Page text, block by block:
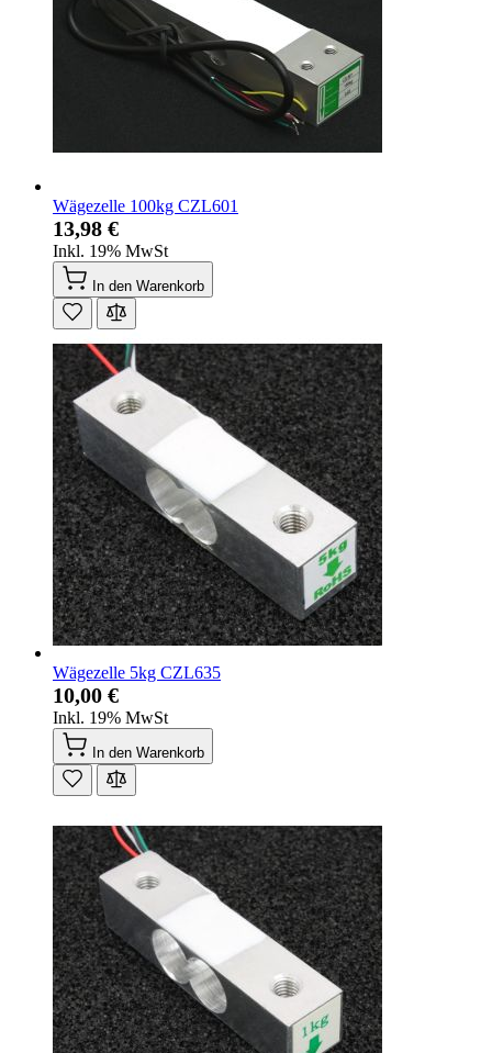
Wägezelle 100kg CZL601
13,98 €
Inkl. 19% MwSt
In den Warenkorb
Wägezelle 5kg CZL635
10,00 €
Inkl. 19% MwSt
In den Warenkorb